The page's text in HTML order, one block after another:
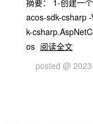
摘要： 1-创建一
acos-sdk-csharp
k-
os 阅读全文
posted @